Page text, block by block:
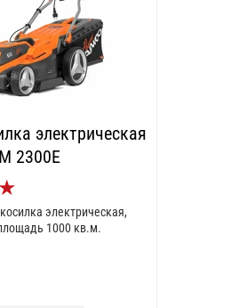
электрическая
2300E
★
электрическая,
1000 кв.м.